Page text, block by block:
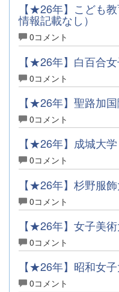
【★26年】こども
情報記載なし）
0コメント
【★26年】白百合
0コメント
【★26年】聖路加
0コメント
【★26年】成城大
0コメント
【★26年】杉野服
0コメント
【★26年】女子美
0コメント
【★26年】昭和女
0コメント